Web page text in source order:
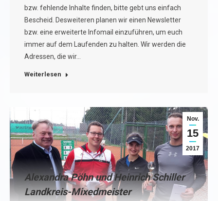
bzw. fehlende Inhalte finden, bitte gebt uns einfach
Bescheid. Desweiteren planen wir einen Newsletter
bzw. eine erweiterte Infomail einzuführen, um euch
immer auf dem Laufenden zu halten. Wir werden die
Adressen, die wir…
Weiterlesen
Nov.
15
2017
Alexandra Pöhn und Heinrich Schiller
Landkreis-Mixedmeister